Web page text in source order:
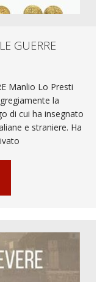
GUERRE
Manlio Lo Presti
la
di cui ha insegnato
e straniere. Ha